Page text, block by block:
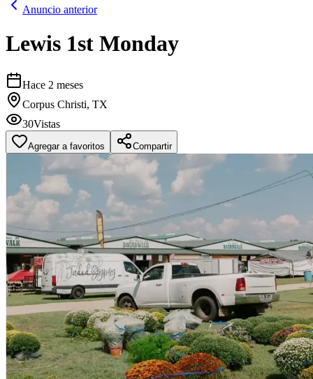
Anuncio anterior
Lewis 1st Monday
Hace 2 meses
Corpus Christi, TX
30Vistas
Agregar a favoritos Compartir